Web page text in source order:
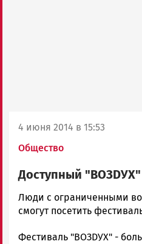
4 июня 2014 в 15:53
Общество
Доступный "ВОЗDУХ"
admintimur
Новости
и
Люди с ограниченными
смогут посетить
Фестиваль "ВОЗDУХ" -